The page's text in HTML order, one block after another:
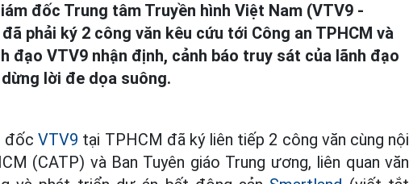
đốc Trung tâm Truyền hình Việt Nam (VTV9 -
phải ký 2 công văn kêu cứu tới Công an TPHCM và
đạo VTV9 nhận định, cảnh báo truy sát của lãnh đạo
lời đe dọa suông.
đốcVTV9 tại TPHCM đã ký liên tiếp 2 công văn cùng nội
(CATP) và Ban Tuyên giáo Trung ương, liên quan văn